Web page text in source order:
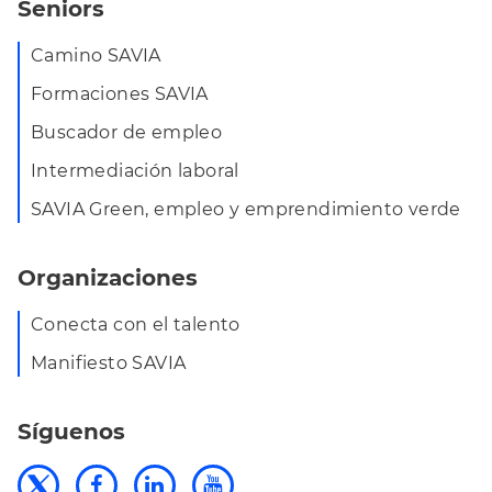
Seniors
Camino SAVIA
Formaciones SAVIA
Buscador de empleo
Intermediación laboral
SAVIA Green, empleo y emprendimiento verde
Organizaciones
Conecta con el talento
Manifiesto SAVIA
Síguenos